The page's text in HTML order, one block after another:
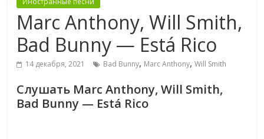
Marc Anthony, Will Smith,
Bad Bunny — Está Rico
14 декабря, 2021 Bad Bunny, Marc Anthony,Will Smith
Слушать Marc Anthony, Will Smith,
Bad Bunny — Está Rico